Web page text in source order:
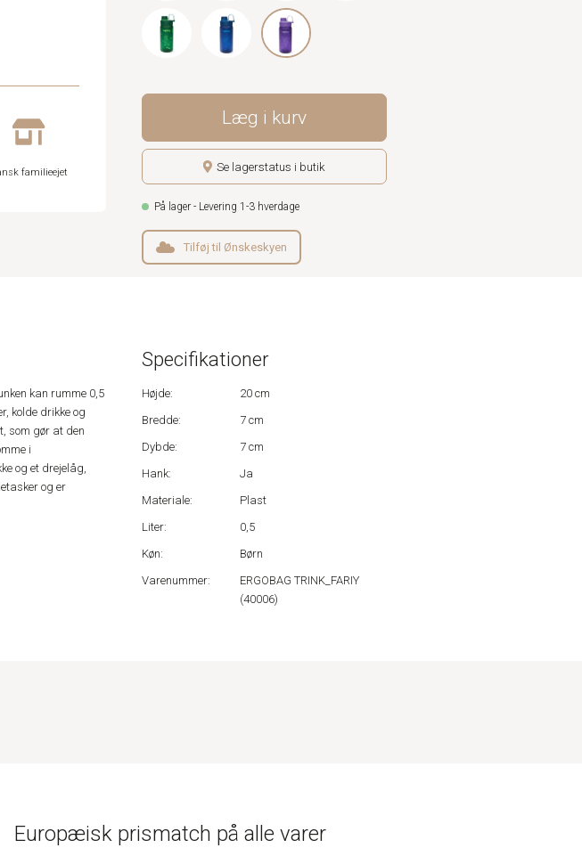
familieejet
Læg i kurv
Se lagerstatus i butik
På lager - Levering 1-3 hverdage
Tilføj til Ønskeskyen
kan rumme 0,5
kolde drikke og
som gør at den
i
og et drejelåg,
og er
Specifikationer
Højde:
20 cm
Bredde:
7 cm
Dybde:
7 cm
Hank:
Ja
Materiale:
Plast
Liter:
0,5
Køn:
Børn
Varenummer:
ERGOBAG TRINK_FARIY
(40006)
Europæisk prismatch på alle varer